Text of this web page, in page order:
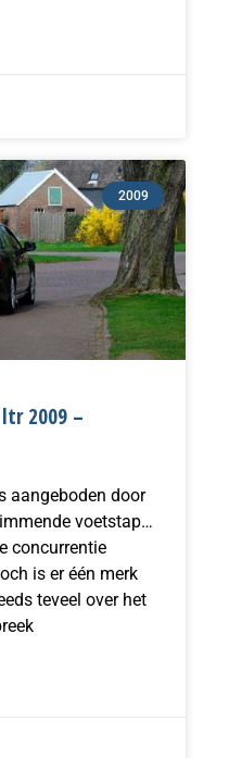
2009
2009 –
aangeboden door
voetstap…
concurrentie
is er één merk
teveel over het